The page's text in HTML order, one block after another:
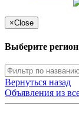
×Close
Выберите регион
Вернуться назад
Объявления из